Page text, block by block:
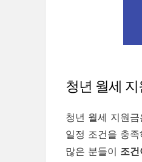
청년 월세
청년 월세 지원
일정 조건을 충
많은 분들이 조